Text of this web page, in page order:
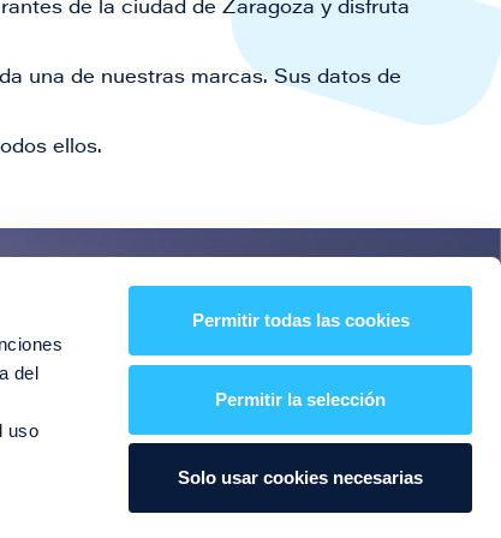
del
uso
Permitir todas las cookies
Permitir la selección
Solo usar cookies necesarias
de la ciudad de Zaragoza y disfruta
una de nuestras marcas. Sus datos de
ellos.
y mucho más